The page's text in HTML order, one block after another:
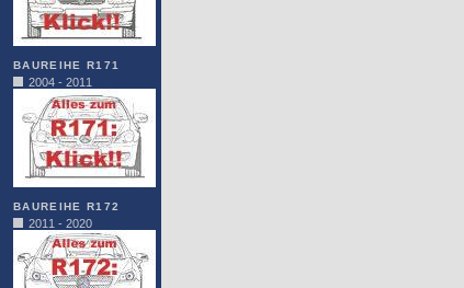
BAUREIHE R171
2004 - 2011
BAUREIHE R172
2011 - 2020